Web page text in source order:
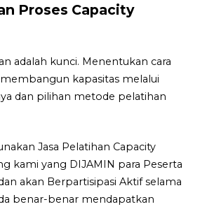
Proses Capacity
adalah kunci. Menentukan cara
kapasitas melalui
dan pilihan metode pelatihan
Jasa Pelatihan Capacity
kami yang DIJAMIN para Peserta
akan Berpartisipasi Aktif selama
benar-benar mendapatkan